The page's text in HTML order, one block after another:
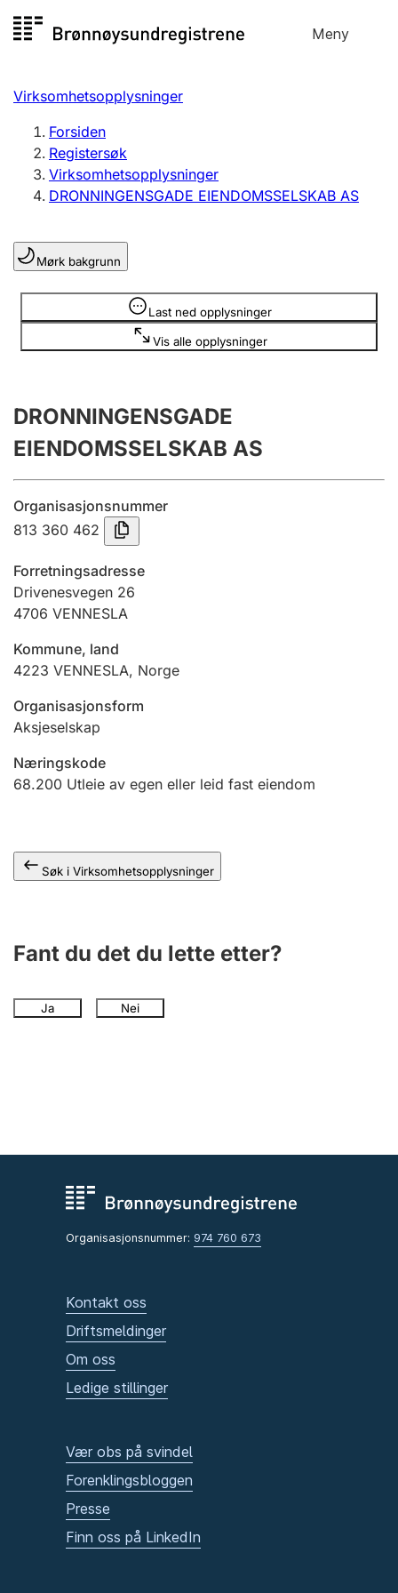
til
Meny
Registersøk
Aksjeselskap
Enkeltpersonforetak
Registrere, endre, slette
Lag og forening
Registrere, endre, slette
Årsregnskap
Innsending og forsinkelsesgebyr
Tinglysing
Jeger
Betaling og jegeravgiftskort
Ektepaktveileder
Offentlig sektor
Virksomhetsopplysninger
Forsiden
Registersøk
Virksomhetsopplysninger
DRONNINGENSGADE EIENDOMSSELSKAB AS
Mørk bakgrunn
Last ned opplysninger
Vis alle opplysninger
Opplysninger er skjult
DRONNINGENSGADE
EIENDOMSSELSKAB AS
Organisasjonsnummer
813 360 462
Forretningsadresse
Drivenesvegen 26
4706 VENNESLA
Kommune, land
4223 VENNESLA, Norge
Organisasjonsform
Aksjeselskap
Næringskode
68.200 Utleie av egen eller leid fast eiendom
Søk i Virksomhetsopplysninger
Fant du det du lette etter?
Ja Nei
Organisasjonsnummer: 974 760 673
Kontakt oss
Driftsmeldinger
Om oss
Ledige stillinger
Vær obs på svindel
Forenklingsbloggen
Presse
Finn oss på LinkedIn